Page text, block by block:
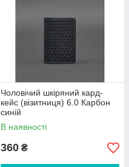
Чоловічий шкіряний кард-
кейс (візитниця) 6.0 Карбон
синій
В наявності
360 ₴